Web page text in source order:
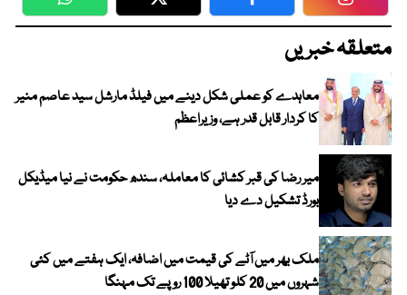
WhatsApp Twitter Facebook
متعلقہ خبریں
معاہدے کو عملی شکل دینے میں فیلڈ مارشل سید عاصم منیر
کا کردار قابل قدر ہے، وزیراعظم
میر رضا کی قبر کشائی کا معاملہ، سندھ حکومت نے نیا میڈیکل
بورڈ تشکیل دے دیا
ملک بھر میں آٹے کی قیمت میں اضافہ، ایک ہفتے میں کئی
شہروں میں 20 کلو تھیلا 100 روپے تک مہنگا